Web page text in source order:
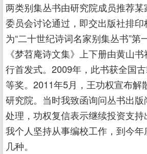
两类别集丛书由研究院成员推荐
委员会讨论通过，即交出版社排
为“二十世纪诗词名家别集丛书”第
《梦苕庵诗文集》上下册由黄山
行首发式。2009年，此书获全国
等奖。2011年5月，王功权宣布解
研究院。当时我致函询问丛书出
处理，功权复信表示继续投资支持
我个人坚持从事编校工作，到今
几种。